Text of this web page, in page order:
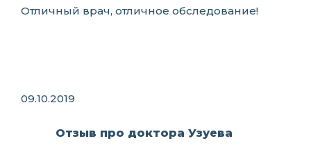
Отличный врач, отличное обследование!
09.10.2019
Отзыв про доктора Узуева